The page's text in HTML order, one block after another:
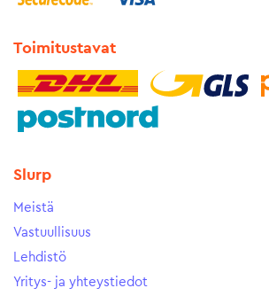
Toimitustavat
Slurp
Meistä
Vastuullisuus
Lehdistö
Yritys- ja yhteystiedot